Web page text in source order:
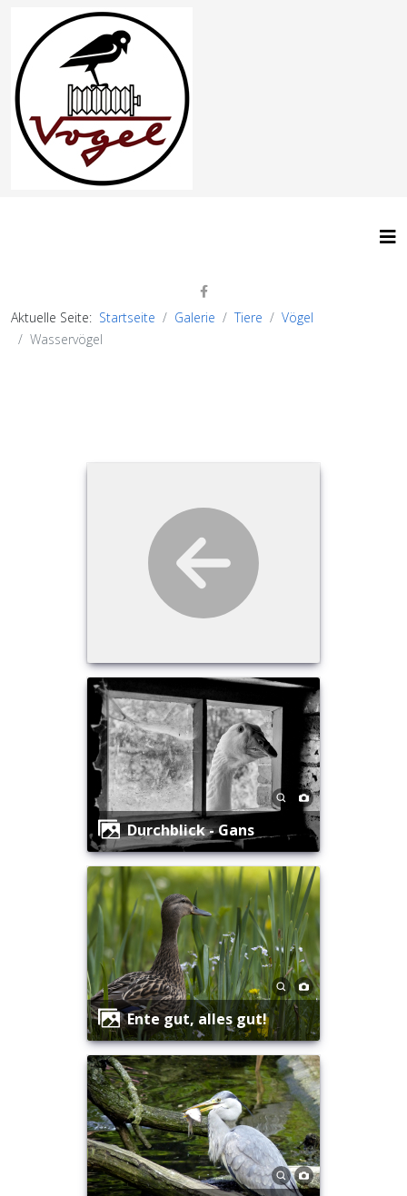
Aktuelle Seite: Startseite Galerie Tiere
Vögel
Wasservögel
Durchblick - Gans
Ente gut, alles gut!